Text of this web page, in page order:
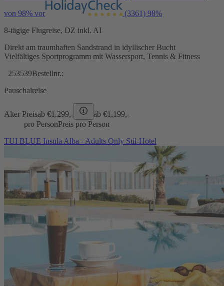
von 98% vor (3361) 98%
8-tägige Flugreise, DZ inkl. AI
Direkt am traumhaften Sandstrand in idyllischer Bucht
Vielfältiges Sportprogramm mit Wassersport, Tennis & Fitness
253539Bestellnr.:
Pauschalreise
Alter Preisab €1.299,- ab €1.199,-
pro PersonPreis pro Person
TUI BLUE Insula Alba - Adults Only Stil-Hotel